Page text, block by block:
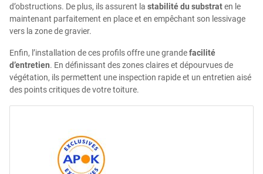
d’obstructions. De plus, ils assurent la stabilité du substraten le
maintenant parfaitement en place et en empêchant son lessivage
vers la zone de gravier.
Enfin, l’installation de ces profils offre une grandefacilité
d’entretien. En définissant des zones claires et dépourvues de
végétation, ils permettent une inspection rapide et un entretien aisé
des points critiques de votre toiture.